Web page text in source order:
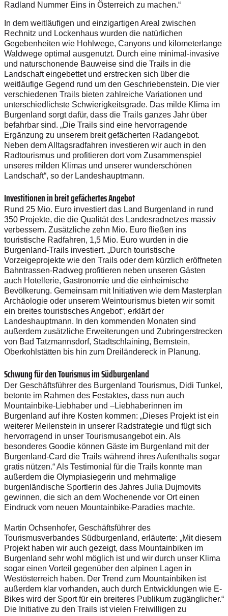
Radland Nummer Eins in Österreich zu machen.“
In dem weitläufigen und einzigartigen Areal zwischen
Rechnitz und Lockenhaus wurden die natürlichen
Gegebenheiten wie Hohlwege, Canyons und kilometerlange
Waldwege optimal ausgenutzt. Durch eine minimal-invasive
und naturschonende Bauweise sind die Trails in die
Landschaft eingebettet und erstrecken sich über die
weitläufige Gegend rund um den Geschriebenstein. Die vier
verschiedenen Trails bieten zahlreiche Variationen und
unterschiedlichste Schwierigkeitsgrade. Das milde Klima im
Burgenland sorgt dafür, dass die Trails ganzes Jahr über
befahrbar sind. „Die Trails sind eine hervorragende
Ergänzung zu unserem breit gefächerten Radangebot.
Neben dem Alltagsradfahren investieren wir auch in den
Radtourismus und profitieren dort vom Zusammenspiel
unseres milden Klimas und unserer wunderschönen
Landschaft“, so der Landeshauptmann.
Investitionen in breit gefächertes Angebot
Rund 25 Mio. Euro investiert das Land Burgenland in rund
350 Projekte, die die Qualität des Landesradnetzes massiv
verbessern. Zusätzliche zehn Mio. Euro fließen ins
touristische Radfahren, 1,5 Mio. Euro wurden in die
Burgenland-Trails investiert. „Durch touristische
Vorzeigeprojekte wie den Trails oder dem kürzlich eröffneten
Bahntrassen-Radweg profitieren neben unseren Gästen
auch Hotellerie, Gastronomie und die einheimische
Bevölkerung. Gemeinsam mit Initiativen wie dem Masterplan
Archäologie oder unserem Weintourismus bieten wir somit
ein breites touristisches Angebot“, erklärt der
Landeshauptmann. In den kommenden Monaten sind
außerdem zusätzliche Erweiterungen und Zubringerstrecken
von Bad Tatzmannsdorf, Stadtschlaining, Bernstein,
Oberkohlstätten bis hin zum Dreiländereck in Planung.
Schwung für den Tourismus im Südburgenland
Der Geschäftsführer des Burgenland Tourismus, Didi Tunkel,
betonte im Rahmen des Festaktes, dass nun auch
Mountainbike-Liebhaber und –Liebhaberinnen im
Burgenland auf ihre Kosten kommen: „Dieses Projekt ist ein
weiterer Meilenstein in unserer Radstrategie und fügt sich
hervorragend in unser Tourismusangebot ein. Als
besonderes Goodie können Gäste im Burgenland mit der
Burgenland-Card die Trails während ihres Aufenthalts sogar
gratis nützen.“ Als Testimonial für die Trails konnte man
außerdem die Olympiasiegerin und mehrmalige
burgenländische Sportlerin des Jahres Julia Dujmovits
gewinnen, die sich an dem Wochenende vor Ort einen
Eindruck vom neuen Mountainbike-Paradies machte.
Martin Ochsenhofer, Geschäftsführer des
Tourismusverbandes Südburgenland, erläuterte: „Mit diesem
Projekt haben wir auch gezeigt, dass Mountainbiken im
Burgenland sehr wohl möglich ist und wir durch unser Klima
sogar einen Vorteil gegenüber den alpinen Lagen in
Westösterreich haben. Der Trend zum Mountainbiken ist
außerdem klar vorhanden, auch durch Entwicklungen wie E-
Bikes wird der Sport für ein breiteres Publikum zugänglicher.“
Die Initiative zu den Trails ist vielen Freiwilligen zu